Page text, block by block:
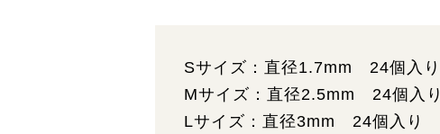
Sサイズ：直径1.7mm 24個入り
Mサイズ：直径2.5mm 24個入り
Lサイズ：直径3mm 24個入り